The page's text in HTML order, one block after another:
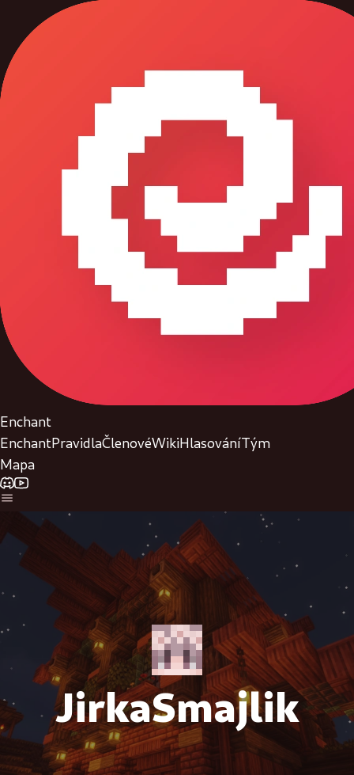
Enchant
EnchantPravidlaČlenovéWikiHlasováníTým
Mapa
JirkaSmajlik